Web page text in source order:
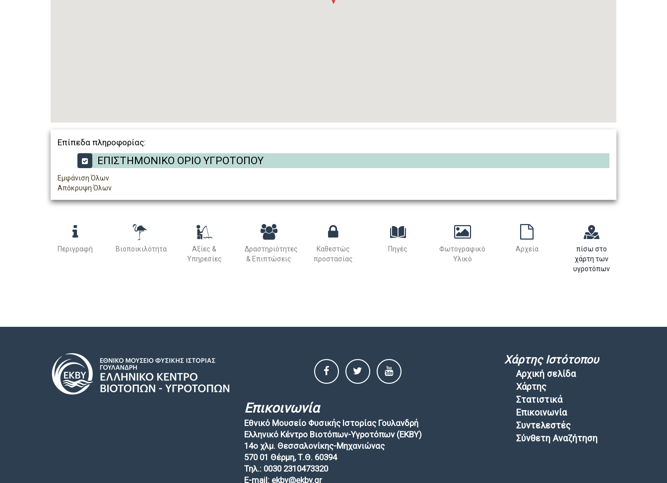
Επίπεδα πληροφορίας:
ΕΠΙΣΤΗΜΟΝΙΚΟ ΟΡΙΟ ΥΓΡΟΤΟΠΟΥ
Εμφάνιση Όλων
Απόκρυψη Όλων
Περιγραφή Βιοποικιλότητα
Αξίες &
Υπηρεσίες
Δραστηριότητες
& Επιπτώσεις
Καθεστώς
προστασίας
Πηγές
Φωτογραφικό
Υλικό
Αρχεία
πίσω στο
χάρτη των
υγροτόπων
Επικοινωνία
Εθνικό Μουσείο Φυσικής Ιστορίας Γουλανδρή
Ελληνικό Κέντρο Βιοτόπων-Υγροτόπων (EKBY)
14ο χλμ. Θεσσαλονίκης-Μηχανιώνας
570 01 Θέρμη, Τ.Θ. 60394
Τηλ.: 0030 2310473320
E-mail: ekby@ekby.gr
Χάρτης Ιστότοπου
Αρχική σελίδα
Χάρτης
Στατιστικά
Επικοινωνία
Συντελεστές
Σύνθετη Αναζήτηση